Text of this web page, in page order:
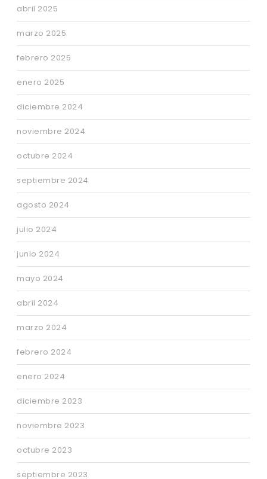
abril 2025
marzo 2025
febrero 2025
enero 2025
diciembre 2024
noviembre 2024
octubre 2024
septiembre 2024
agosto 2024
julio 2024
junio 2024
mayo 2024
abril 2024
marzo 2024
febrero 2024
enero 2024
diciembre 2023
noviembre 2023
octubre 2023
septiembre 2023